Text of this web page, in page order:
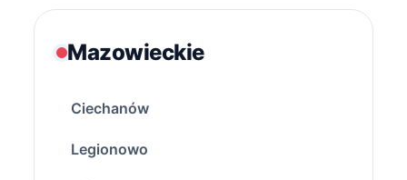
Mazowieckie
Ciechanów
Legionowo